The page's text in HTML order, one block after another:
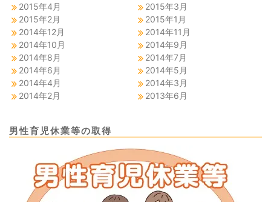
2015年4月
2015年3月
2015年2月
2015年1月
2014年12月
2014年11月
2014年10月
2014年9月
2014年8月
2014年7月
2014年6月
2014年5月
2014年4月
2014年3月
2014年2月
2013年6月
男性育児休業等の取得